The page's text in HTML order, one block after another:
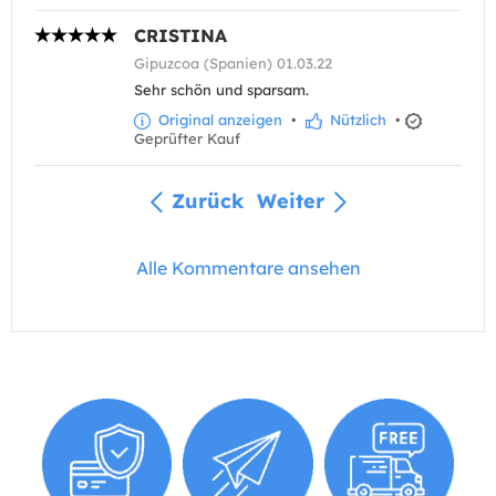
CRISTINA
Gipuzcoa (Spanien) 01.03.22
Sehr schön und sparsam.
Original anzeigen • Nützlich •
Geprüfter Kauf
Zurück Weiter
Alle Kommentare ansehen